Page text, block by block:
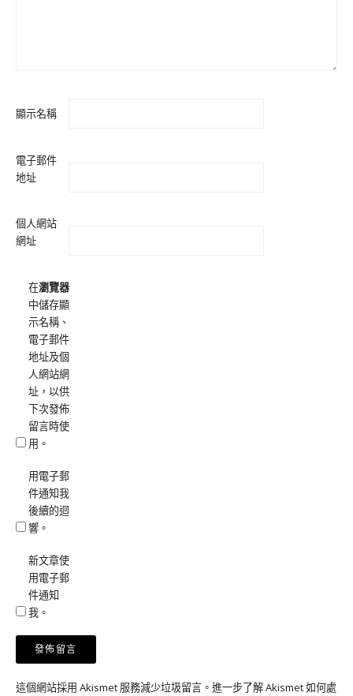
顯示名稱
電子郵件
地址
個人網站
網址
在瀏覽器
中儲存顯
示名稱、
電子郵件
地址及個
人網站網
址，以供
下次發佈
留言時使
用。
用電子郵
件通知我
後續的迴
響。
新文章使
用電子郵
件通知
我。
這個網站採用 Akismet 服務減少垃圾留言。 進一步了解 Akismet 如何處